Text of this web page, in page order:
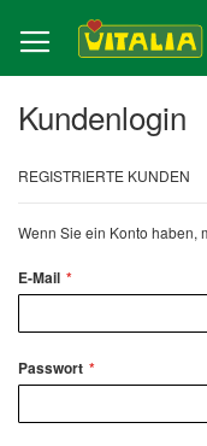
zum
Inhalt
Kundenlogin
REGISTRIERTE KUNDEN
Wenn Sie ein Konto haben,
E-Mail
Passwort